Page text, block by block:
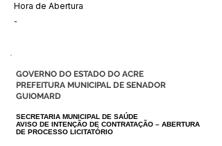
Hora de Abertura
-
GOVERNO DO ESTADO DO ACRE
PREFEITURA MUNICIPAL DE SENADOR
GUIOMARD
SECRETARIA MUNICIPAL DE SAÚDE
AVISO DE INTENÇÃO DE CONTRATAÇÃO – ABERTURA
DE PROCESSO LICITATÓRIO